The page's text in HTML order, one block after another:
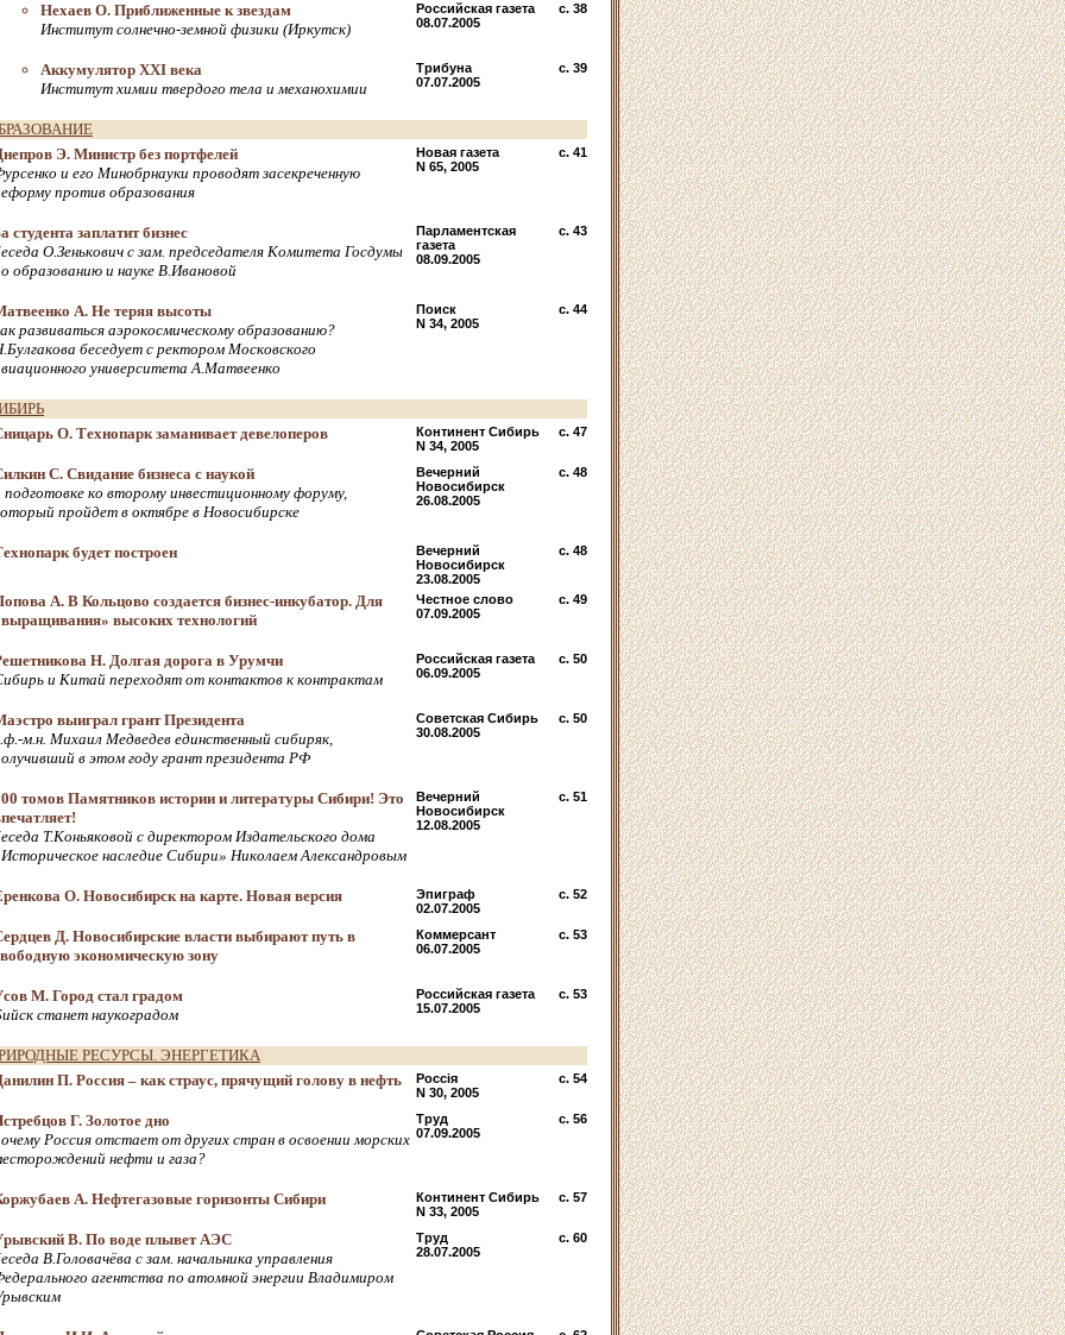
Нехаев О. Приближенные к звездам
Институт солнечно-земной физики (Иркутск)
Российская газета
08.07.2005
c. 38
Аккумулятор XXI века
Институт химии твердого тела и механохимии
Трибуна
07.07.2005
c. 39
Э. Министр без портфелей
и его Минобрнауки проводят засекреченную
против образования
Новая газета
N 65, 2005
c. 41
студента заплатит бизнес
О.Зенькович с зам. председателя Комитета Госдумы
образованию и науке В.Ивановой
Парламентская
газета
08.09.2005
c. 43
А. Не теряя высоты
развиваться аэрокосмическому образованию?
беседует с ректором Московского
университета А.Матвеенко
Поиск
N 34, 2005
c. 44
О. Технопарк заманивает девелоперов
Континент Сибирь
N 34, 2005
c. 47
С. Свидание бизнеса с наукой
подготовке ко второму инвестиционному форуму,
пройдет в октябре в Новосибирске
Вечерний
Новосибирск
26.08.2005
c. 48
будет построен
Вечерний
Новосибирск
23.08.2005
c. 48
А. В Кольцово создается бизнес-инкубатор. Для
высоких технологий
Честное слово
07.09.2005
c. 49
Н. Долгая дорога в Урумчи
и Китай переходят от контактов к контрактам
Российская газета
06.09.2005
c. 50
выиграл грант Президента
м.н. Михаил Медведев единственный сибиряк,
в этом году грант президента РФ
Советская Сибирь
30.08.2005
c. 50
томов Памятников истории и литературы Сибири! Это
Т.Коньяковой с директором Издательского дома
наследие Сибири» Николаем Александровым
Вечерний
Новосибирск
12.08.2005
c. 51
О. Новосибирск на карте. Новая версия
Эпиграф
02.07.2005
c. 52
Д. Новосибирские власти выбирают путь в
экономическую зону
Коммерсант
06.07.2005
c. 53
М. Город стал градом
станет наукоградом
Российская газета
15.07.2005
c. 53
РЕСУРСЫ. ЭНЕРГЕТИКА
П. Россия – как страус, прячущий голову в нефть
Россiя
N 30, 2005
c. 54
Г. Золотое дно
Россия отстает от других стран в освоении морских
нефти и газа?
Труд
07.09.2005
c. 56
А. Нефтегазовые горизонты Сибири
Континент Сибирь
N 33, 2005
c. 57
В. По воде плывет АЭС
В.Головачёва с зам. начальника управления
агентства по атомной энергии Владимиром
Труд
28.07.2005
c. 60